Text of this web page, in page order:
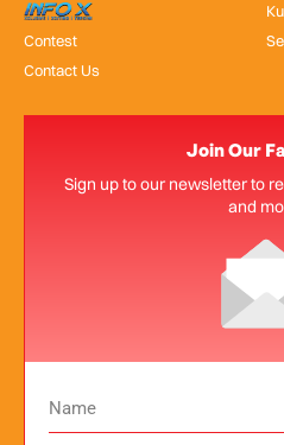
InfoX
Contest
Contact Us
Join Our
Sign up to our newsletter to
and